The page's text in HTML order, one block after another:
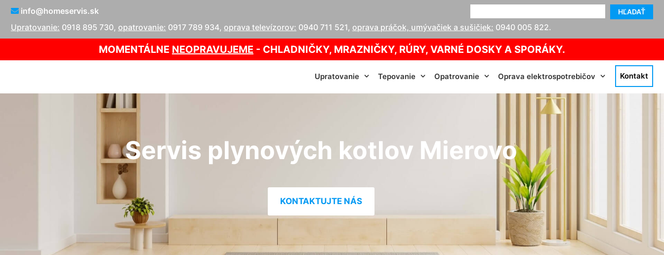
HĽADAŤ
info@homeservis.sk
Upratovanie: 0918 895 730, opatrovanie: 0917 789 934, oprava televízorov: 0940 711 521, oprava práčok, umývačiek a sušičiek: 0940 005 822.
MOMENTÁLNE NEOPRAVUJEME - CHLADNIČKY, MRAZNIČKY, RÚRY, VARNÉ DOSKY A SPORÁKY.
Upratovanie Tepovanie Opatrovanie Oprava elektrospotrebičov Kontakt
Servis plynových kotlov Mierovo
KONTAKTUJTE NÁS